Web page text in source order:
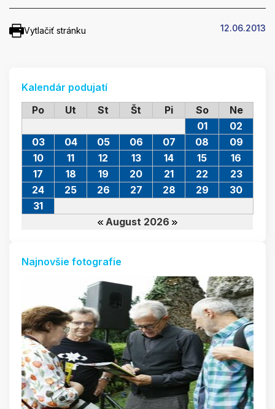
Vytlačiť stránku 12.06.2013
Kalendár podujatí
Po
Ut St Št Pi So Ne
August 2026
01
02
03
04 05 06 07 08
09
10
11 12 13 14 15
16
17
18 19 20 21 22
23
24
25 26 27 28 29
30
31
Najnovšie fotografie